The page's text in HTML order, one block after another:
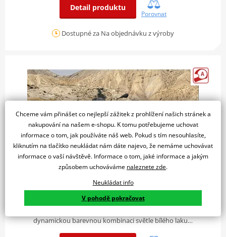
Detail produktu
Porovnat
Dostupné za Na objednávku z výroby
BMW F 900 GS - GS Trophy
386 498 Kč
dynamickou barevnou kombinaci světle bílého laku…
Chceme vám přinášet co nejlepší zážitek z prohlížení našich stránek a
nakupování na našem e-shopu. K tomu potřebujeme uchovat
informace o tom, jak používáte náš web. Pokud s tím nesouhlasíte,
kliknutím na tlačítko neukládat nám dáte najevo, že nemáme uchovávat
informace o vaší návštěvě. Informace o tom, jaké informace a jakým
způsobem uchováváme naleznete zde.
Neukládat info
V pohodě pokračovat